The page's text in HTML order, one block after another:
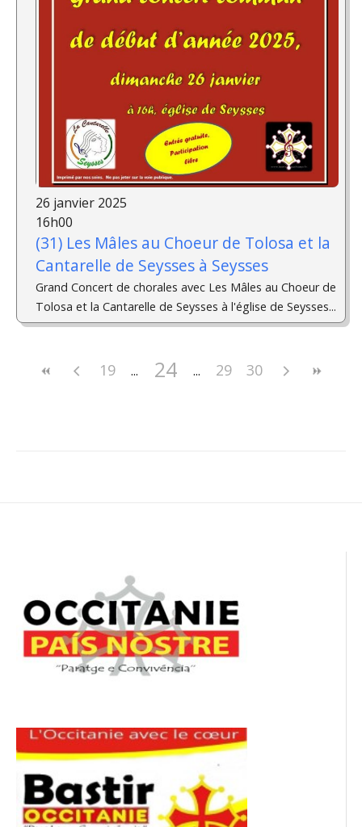
26 janvier 2025
16h00
(31) Les Mâles au Choeur de Tolosa et la
Cantarelle de Seysses à Seysses
Grand Concert de chorales avec Les Mâles au Choeur de
Tolosa et la Cantarelle de Seysses à l'église de Seysses...
19 24 29 30